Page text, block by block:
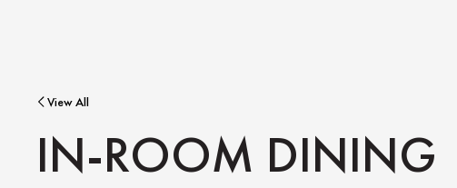
View All
IN-ROOM DINING